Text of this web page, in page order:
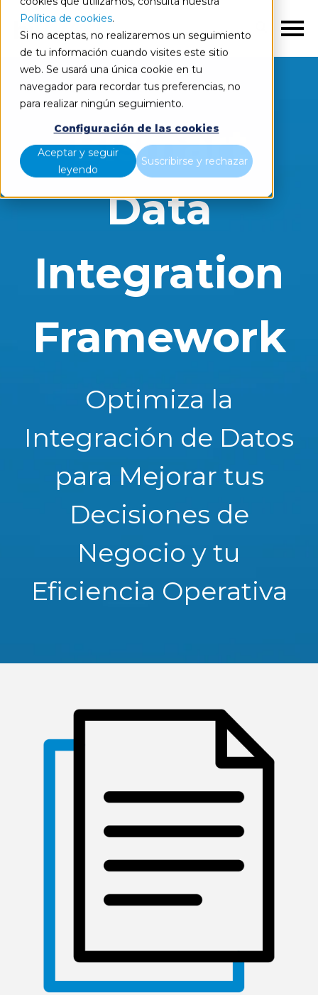
Política de cookies.
Si no aceptas, no realizaremos un seguimiento
de tu información cuando visites este sitio
web. Se usará una única cookie en tu
navegador para recordar tus preferencias, no
para realizar ningún seguimiento.
Configuración de las cookies
Aceptar y seguir
leyendo
Suscribirse y rechazar
ES
Bismart
Data
Integration
Framework
Optimiza la
Integración de Datos
para Mejorar tus
Decisiones de
Negocio y tu
Eficiencia Operativa